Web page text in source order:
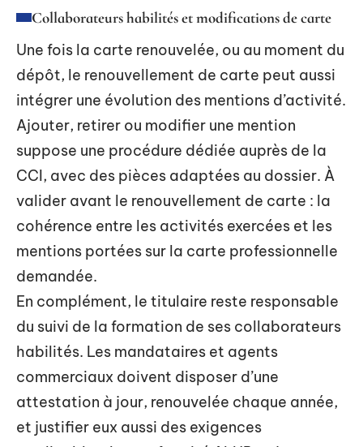
Collaborateurs habilités et modifications de carte
Une fois la carte renouvelée, ou au moment du
dépôt, le renouvellement de carte peut aussi
intégrer une évolution des mentions d’activité.
Ajouter, retirer ou modifier une mention
suppose une procédure dédiée auprès de la
CCI, avec des pièces adaptées au dossier. À
valider avant le renouvellement de carte : la
cohérence entre les activités exercées et les
mentions portées sur la carte professionnelle
demandée.
En complément, le titulaire reste responsable
du suivi de la formation de ses collaborateurs
habilités. Les mandataires et agents
commerciaux doivent disposer d’une
attestation à jour, renouvelée chaque année,
et justifier eux aussi des exigences